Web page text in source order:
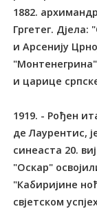
1882.
Гргетег.
и Арсенију
и царице
1919. - Рођен
де Лаурентис,
синеаста 20.
"Оскар"
"Кабиријине
свјетском